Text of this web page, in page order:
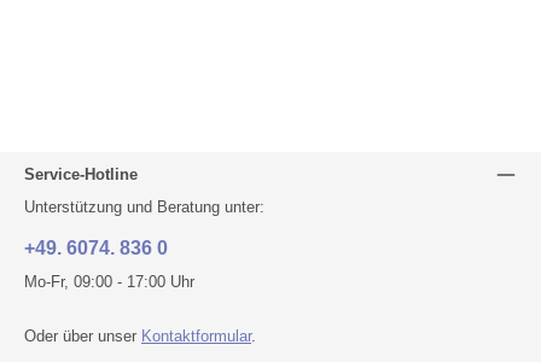
Service-Hotline
Unterstützung und Beratung unter:
+49. 6074. 836 0
Mo-Fr, 09:00 - 17:00 Uhr
Oder über unser Kontaktformular.